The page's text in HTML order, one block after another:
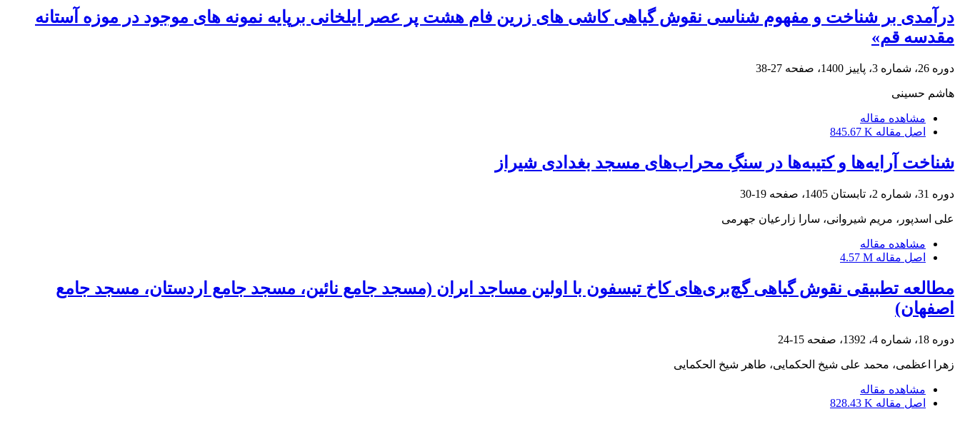
درآمدی بر شناخت و مفهوم شناسی نقوش گیاهی کاشی های زرین فام هشت پر عصر ایلخانی برپایه نمونه های موجود در موزه آستانه
مقدسه قم»
دوره 26، شماره 3، پاییز 1400، صفحه 27-38
هاشم حسینی
مشاهده مقاله
اصل مقاله 845.67 K
شناخت آرایه‌ها و کتیبه‌ها در سنگِ محراب‌های مسجد بغدادی شیراز
دوره 31، شماره 2، تابستان 1405، صفحه 19-30
علی اسدپور، مریم شیروانی، سارا زارعیان جهرمی
مشاهده مقاله
اصل مقاله 4.57 M
مطالعه تطبیقی نقوش گیاهی گچ‌بری‌های کاخ تیسفون با اولین مساجد ایران (مسجد جامع نائین، مسجد جامع اردستان، مسجد جامع
اصفهان)
دوره 18، شماره 4، 1392، صفحه 15-24
زهرا اعظمی، محمد علی شیخ الحکمایی، طاهر شیخ الحکمایی
مشاهده مقاله
اصل مقاله 828.43 K